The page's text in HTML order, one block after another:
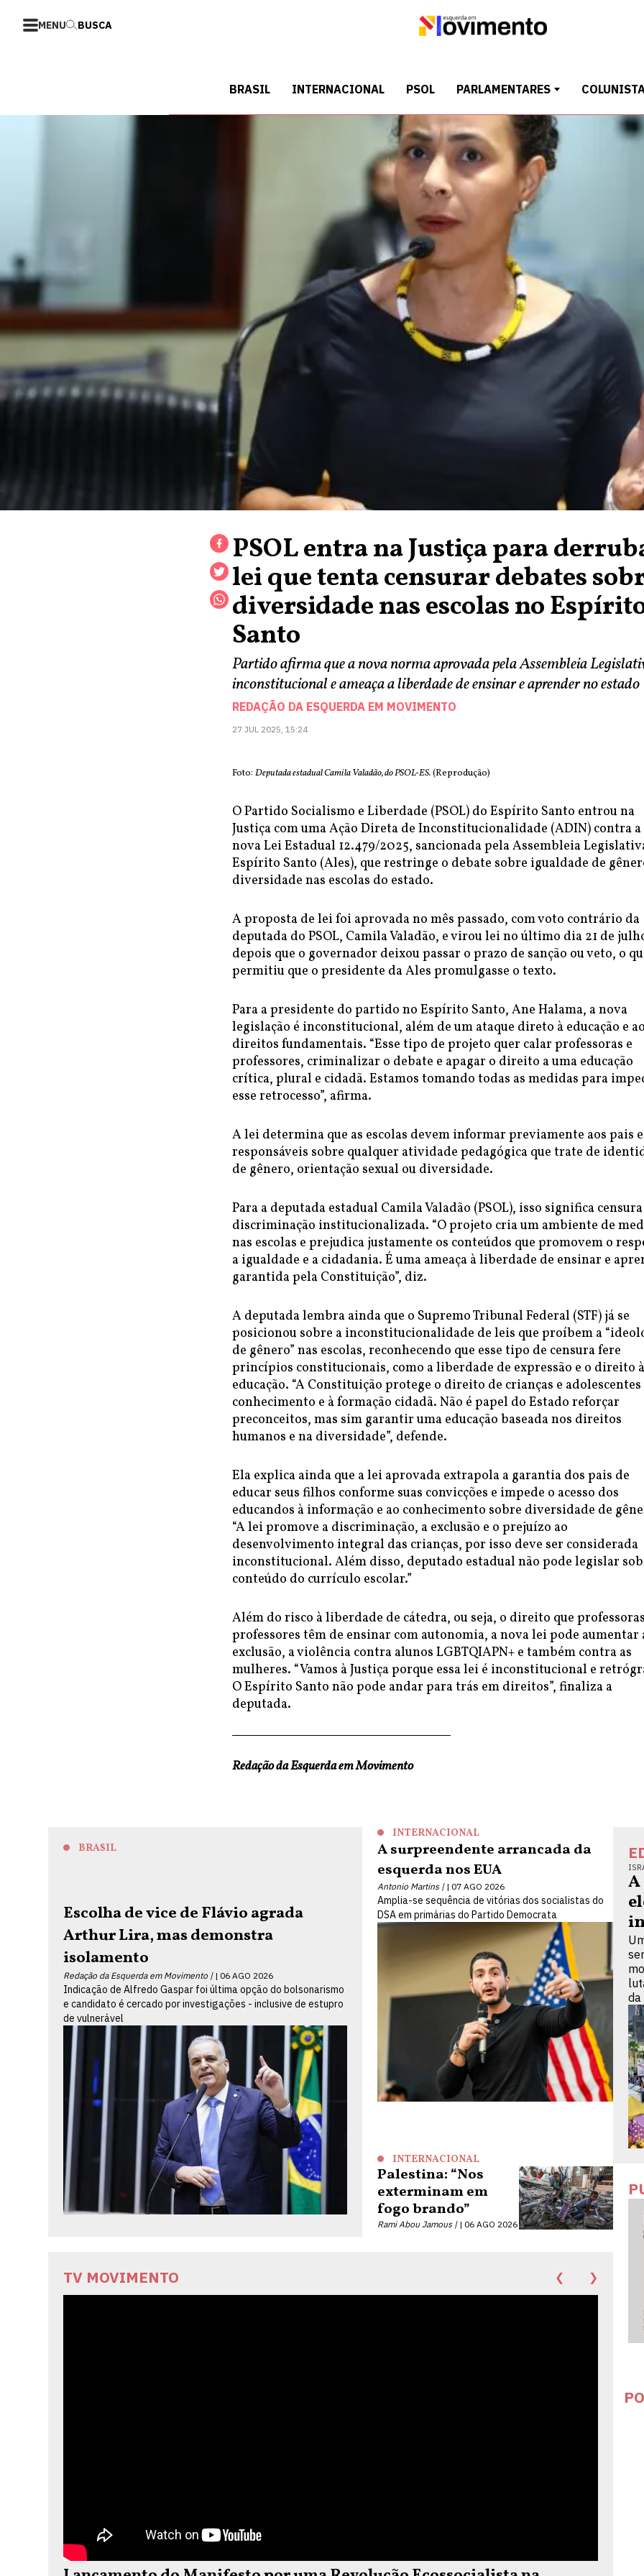
MENU BUSCA
BRASIL INTERNACIONAL PSOL PARLAMENTARES
PSOL entra na Justiça para
lei que tenta censurar debates
diversidade nas escolas no
Santo
Partido afirma que a nova norma aprovada pela Assembleia
inconstitucional e ameaça a liberdade de ensinar e aprender no estado
REDAÇÃO DA ESQUERDA EM MOVIMENTO
27 JUL 2025, 15:24
Foto: Deputada estadual Camila Valadão, do PSOL-ES.(Reprodução)
O Partido Socialismo e Liberdade (PSOL) do Espírito Santo entrou na
Justiça com uma Ação Direta de Inconstitucionalidade (ADIN) contra a
nova Lei Estadual 12.479/2025, sancionada pela Assembleia
Espírito Santo (Ales), que restringe o debate sobre igualdade de
diversidade nas escolas do estado.
A proposta de lei foi aprovada no mês passado, com voto contrário da
deputada do PSOL, Camila Valadão, e virou lei no último dia 21 de
depois que o governador deixou passar o prazo de sanção ou veto, o
permitiu que o presidente da Ales promulgasse o texto.
Para a presidente do partido no Espírito Santo, Ane Halama, a nova
legislação é inconstitucional, além de um ataque direto à educação e
direitos fundamentais. “Esse tipo de projeto quer calar professoras e
professores, criminalizar o debate e apagar o direito a uma educação
crítica, plural e cidadã. Estamos tomando todas as medidas para
esse retrocesso”, afirma.
A lei determina que as escolas devem informar previamente aos pais e
responsáveis sobre qualquer atividade pedagógica que trate de
de gênero, orientação sexual ou diversidade.
Para a deputada estadual Camila Valadão (PSOL), isso significa censura
discriminação institucionalizada. “O projeto cria um ambiente de
nas escolas e prejudica justamente os conteúdos que promovem o
a igualdade e a cidadania. É uma ameaça à liberdade de ensinar e
garantida pela Constituição”, diz.
A deputada lembra ainda que o Supremo Tribunal Federal (STF) já se
posicionou sobre a inconstitucionalidade de leis que proíbem a
de gênero” nas escolas, reconhecendo que esse tipo de censura fere
princípios constitucionais, como a liberdade de expressão e o direito à
educação. “A Constituição protege o direito de crianças e adolescentes
conhecimento e à formação cidadã. Não é papel do Estado reforçar
preconceitos, mas sim garantir uma educação baseada nos direitos
humanos e na diversidade”, defende.
Ela explica ainda que a lei aprovada extrapola a garantia dos pais de
educar seus filhos conforme suas convicções e impede o acesso dos
educandos à informação e ao conhecimento sobre diversidade de
“A lei promove a discriminação, a exclusão e o prejuízo ao
desenvolvimento integral das crianças, por isso deve ser considerada
inconstitucional. Além disso, deputado estadual não pode legislar
conteúdo do currículo escolar.”
Além do risco à liberdade de cátedra, ou seja, o direito que
professores têm de ensinar com autonomia, a nova lei pode aumentar
exclusão, a violência contra alunos LGBTQIAPN+ e também contra as
mulheres. “Vamos à Justiça porque essa lei é inconstitucional e
O Espírito Santo não pode andar para trás em direitos”, finaliza a
deputada.
Redação da Esquerda em Movimento
BRASIL
Escolha de vice de Flávio agrada
Arthur Lira, mas demonstra
isolamento
Redação da Esquerda em Movimento | 06 AGO 2026
Indicação de Alfredo Gaspar foi última opção do bolsonarismo
e candidato é cercado por investigações - inclusive de estupro
de vulnerável
INTERNACIONAL
A surpreendente arrancada da
esquerda nos EUA
Antonio Martins | 07 AGO 2026
Amplia-se sequência de vitórias dos socialistas do
DSA em primárias do Partido Democrata
INTERNACIONAL
Palestina: “Nos
exterminam em
fogo brando”
Rami Abou Jamous | 06 AGO 2026
TV MOVIMENTO ❮ ❯
da